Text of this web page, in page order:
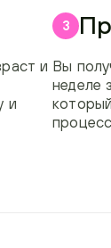
и
и
3
Вы
неделе